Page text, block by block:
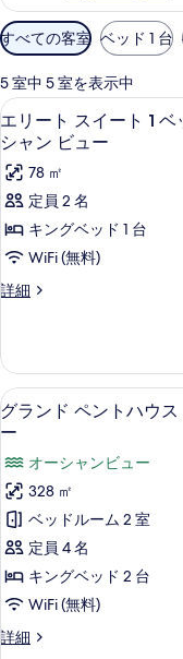
利
用
可
能
な
客
室
の
絞
り
込
み
すべての客室 ベッド 1 台
5 室中 5 室を表示中
エ
リ
ー
ト
ス
イ
ー
ベ
ッ
ド
ー
ム
バ
ル
コ
ニ
ー
5
エリート スイート 1
シャン ビュー
78 ㎡
定員 2 名
キングベッド 1 台
WiFi (無料)
詳細
エ
ス
イ
ー
ベ
ッ
ド
ル
ー
バ
ル
ニ
グ
ラ
ン
ド
ペ
ン
ト
ハ
ウ
12
グランド ペントハウ
ー
オーシャンビュー
328 ㎡
ベッドルーム 2 室
定員 4 名
キングベッド 2 台
WiFi (無料)
詳細
グ